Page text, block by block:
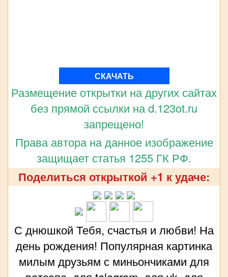
СКАЧАТЬ
Размещение открытки на других сайтах
без прямой ссылки на d.123ot.ru
запрещено!
Права автора на данное изображение
защищает статья 1255 ГК РФ.
Поделиться открыткой +1 к удаче:
С днюшкой Тебя, счастья и любви! На
день рождения! Популярная картинка
милым друзьям с миньончиками для